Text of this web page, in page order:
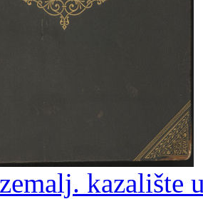
kazalište